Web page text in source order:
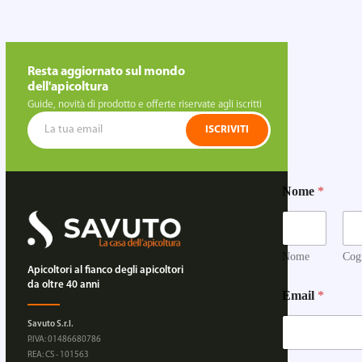
Resta aggiornato sul mondo
dell'apicoltura
Guide, novità di prodotto e offerte riservate agli iscritti
ISCRIVITI
Apicoltori al fianco degli apicoltori
da oltre 40 anni
Savuto S.r.l.
P.IVA: 01486680786
REA: CS - 101563
Nome *
Nome
o
m
N
Email *